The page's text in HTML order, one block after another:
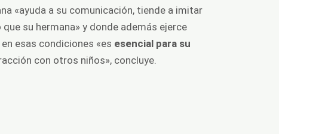
«ayuda a su comunicación, tiende a imitar
su hermana» y donde además ejerce
esas condiciones «es esencial para su
con otros niños», concluye.